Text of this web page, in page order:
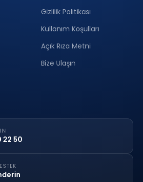
Gizlilik Politikası
Kullanım Koşulları
Açık Rıza Metni
Bize Ulaşın
22 50